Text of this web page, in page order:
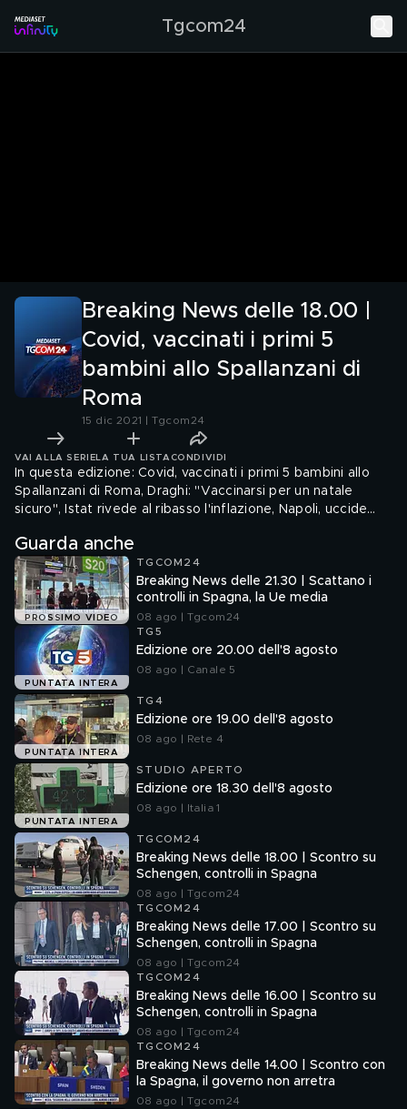
Tgcom24
Breaking News delle 18.00 |
Covid, vaccinati i primi 5
bambini allo Spallanzani di
Roma
15 dic 2021 | Tgcom24
VAI ALLA SERIE LA TUA LISTA CONDIVIDI
In questa edizione: Covid, vaccinati i primi 5 bambini allo
Spallanzani di Roma, Draghi: "Vaccinarsi per un natale
sicuro", Istat rivede al ribasso l'inflazione, Napoli, uccide
Fiorentina,
Guarda anche
PROSSIMO VIDEO
TGCOM24
Breaking News delle 21.30 | Scattano i
controlli in Spagna, la Ue media
08 ago | Tgcom24
PUNTATA INTERA
TG5
Edizione ore 20.00 dell'8 agosto
08 ago | Canale 5
PUNTATA INTERA
TG4
Edizione ore 19.00 dell'8 agosto
08 ago | Rete 4
PUNTATA INTERA
STUDIO APERTO
Edizione ore 18.30 dell'8 agosto
08 ago | Italia 1
TGCOM24
Breaking News delle 18.00 | Scontro su
Schengen, controlli in Spagna
08 ago | Tgcom24
TGCOM24
Breaking News delle 17.00 | Scontro su
Schengen, controlli in Spagna
08 ago | Tgcom24
TGCOM24
Breaking News delle 16.00 | Scontro su
Schengen, controlli in Spagna
08 ago | Tgcom24
TGCOM24
Breaking News delle 14.00 | Scontro con
la Spagna, il governo non arretra
08 ago | Tgcom24